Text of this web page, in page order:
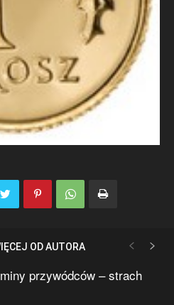
OD AUTORA
przywódców – strach